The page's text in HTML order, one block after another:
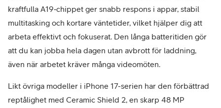
kraftfulla A19‑chippet ger snabb respons i appar, stabil
multitasking och kortare väntetider, vilket hjälper dig att
arbeta effektivt och fokuserat. Den långa batteritiden gör
att du kan jobba hela dagen utan avbrott för laddning,
även när arbetet kräver många videomöten.
Likt övriga modeller i iPhone 17-serien har den förbättrad
reptålighet med Ceramic Shield 2, en skarp 48 MP